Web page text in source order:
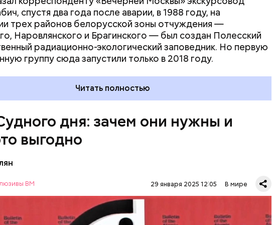
спустя два года после аварии, в 1988 году, на
трех районов белорусской зоны отчуждения —
Наровлянского и Брагинского — был создан Полесский
радиационно-экологический заповедник. Но первую
группу сюда запустили только в 2018 году.
Читать полностью
дня: зачем они нужны и
выгодно
ВМ 29 января 2025 12:05 В мире
не столь разрушительны, как ядерные взрывы, но лишь
перспективе. Десятилетия антропогенных
атмосферы могут быть не менее катастрофичны, чем
Тогда, в 2007 году, один из спонсоров «Бюллетеня
Стивен Хокинг призвал общественность не сидеть
бочке сложа руки: